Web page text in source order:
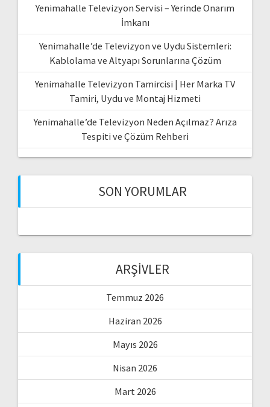
Yenimahalle Televizyon Servisi – Yerinde Onarım
İmkanı
Yenimahalle’de Televizyon ve Uydu Sistemleri:
Kablolama ve Altyapı Sorunlarına Çözüm
Yenimahalle Televizyon Tamircisi | Her Marka TV
Tamiri, Uydu ve Montaj Hizmeti
Yenimahalle’de Televizyon Neden Açılmaz? Arıza
Tespiti ve Çözüm Rehberi
SON YORUMLAR
ARŞIVLER
Temmuz 2026
Haziran 2026
Mayıs 2026
Nisan 2026
Mart 2026